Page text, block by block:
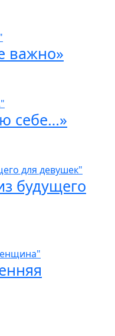
важно»
себе…»
будущего